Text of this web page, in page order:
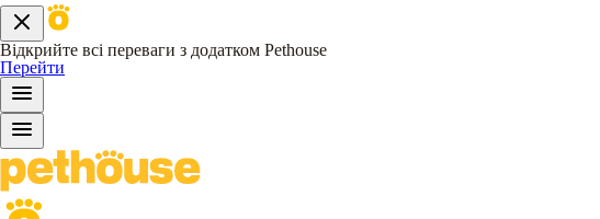
Відкрийте всі переваги з додатком Pethouse
Перейти